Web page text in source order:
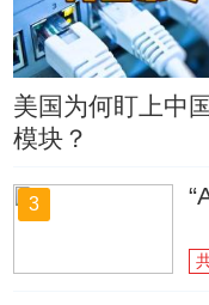
美国为何盯上中
模块？
3